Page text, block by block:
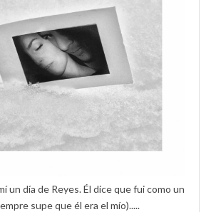
un día de Reyes. Él dice que fui como un
supe que él era el mío).....